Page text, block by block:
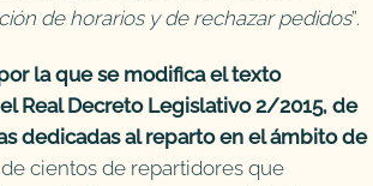
de horarios y de rechazar pedidos”.
la que se modifica el texto
Real Decreto Legislativo 2/2015, de
dedicadas al reparto en el ámbito de
cientos de repartidores que